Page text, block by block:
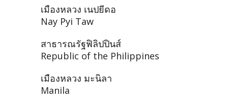
เมืองหลวง เนปยีดอ
Nay Pyi Taw
สาธารณรัฐฟิลิปปินส์
Republic of the Philippines
เมืองหลวง มะนิลา
Manila